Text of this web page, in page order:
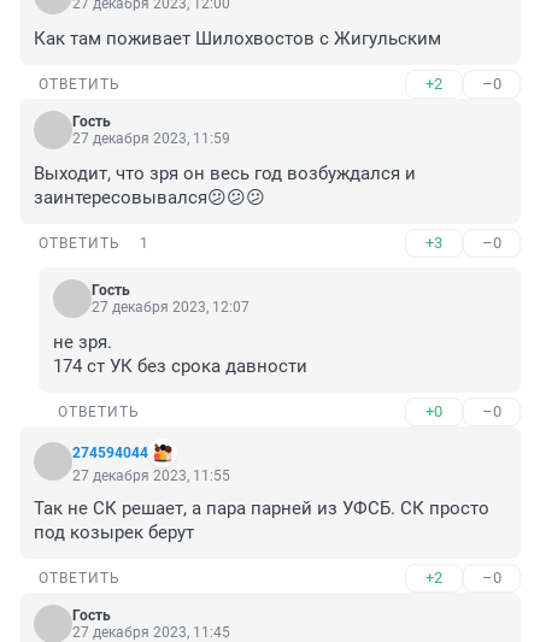
27 декабря 2023, 12:00
Как там поживает Шилохвостов с Жигульским
ОТВЕТИТЬ +2 –0
Гость
27 декабря 2023, 11:59
Выходит, что зря он весь год возбуждался и
заинтересовывался😕😕😕
ОТВЕТИТЬ 1 +3 –0
Гость
27 декабря 2023, 12:07
не зря.
174 ст УК без срока давности
ОТВЕТИТЬ +0 –0
274594044
27 декабря 2023, 11:55
Так не СК решает, а пара парней из УФСБ. СК просто
под козырек берут
ОТВЕТИТЬ +2 –0
Гость
27 декабря 2023, 11:45